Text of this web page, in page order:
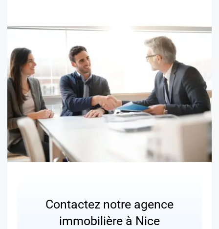
Contactez notre agence
immobilière à Nice